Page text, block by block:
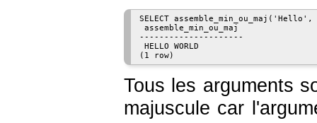
SELECT
assemble_min_ou_maj
---------------------
HELLO WORLD
Tous les arguments
majuscule car